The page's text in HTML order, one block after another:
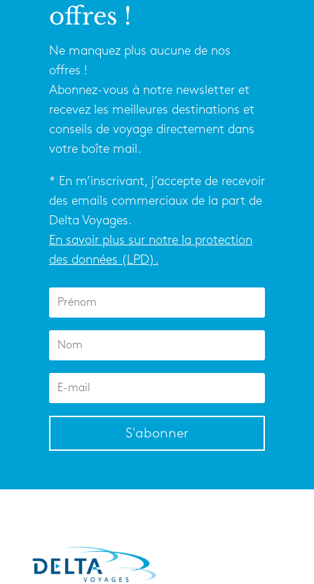
offres !
Ne manquez plus aucune de nos
offres !
Abonnez-vous à notre newsletter et
recevez les meilleures destinations et
conseils de voyage directement dans
votre boîte mail.
* En m’inscrivant, j’accepte de recevoir
des emails commerciaux de la part de
Delta Voyages.
En savoir plus sur notre la protection
des données (LPD).
S'abonner